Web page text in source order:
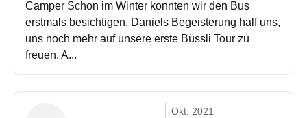
Camper Schon im Winter konnten wir den Bus
erstmals besichtigen. Daniels Begeisterung half uns,
uns noch mehr auf unsere erste Büssli Tour zu
freuen. A...
Okt. 2021